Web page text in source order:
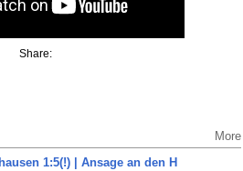
Share:
More
1:5(!) | Ansage an den H